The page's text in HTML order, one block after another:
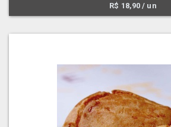
R$ 18,90 / un